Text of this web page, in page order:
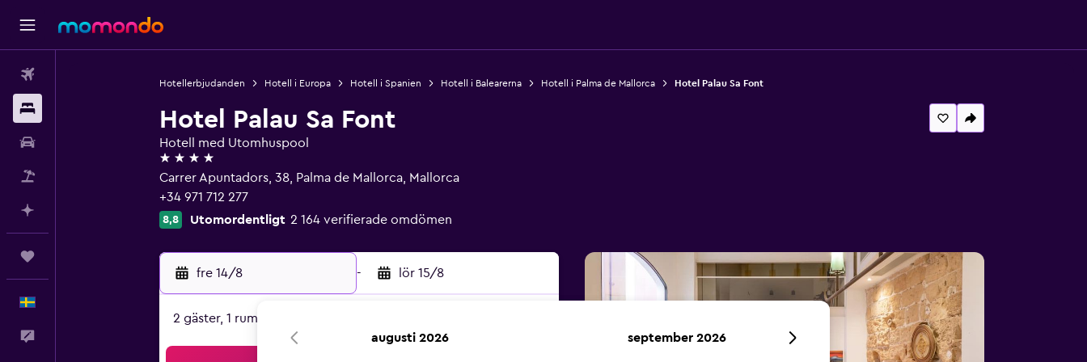
Hotellerbjudanden Hotell i Europa Hotell i Spanien Hotell i Balearerna Hotell i Palma de Mallorca Hotel Palau Sa Font
Hotel Palau Sa Font
Hotell med Utomhuspool
4 stjärnor
Carrer Apuntadors, 38, Palma de Mallorca, Mallorca
+34 971 712 277
8,8 Utomordentligt 2 164 verifierade omdömen
fre 14/8 - lör 15/8
2 gäster, 1 rum
augusti 2026 september 2026